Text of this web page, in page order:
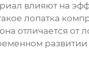
влияют на
лопатка
отличается от
развитии